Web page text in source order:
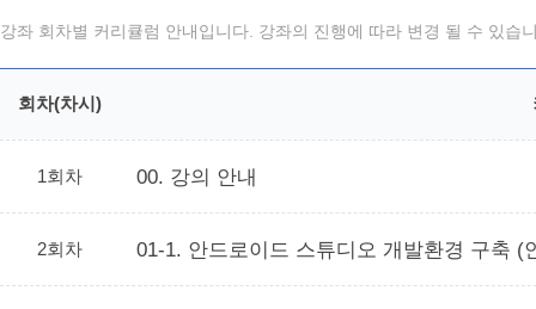
강좌 회차별 커리큘럼 안내입니다. 강좌의 진행에 따라 변경 될 수 있습
회차(차시)
1회차 00. 강의 안내
2회차 01-1. 안드로이드 스튜디오 개발환경 구축